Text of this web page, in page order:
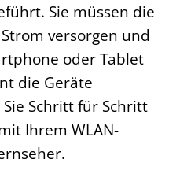
Sie müssen die
versorgen und
oder Tablet
die Geräte
Schritt für Schritt
Ihrem WLAN-